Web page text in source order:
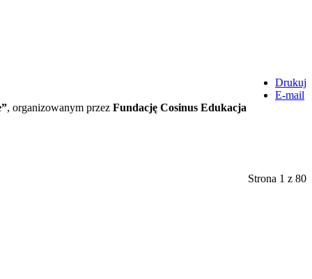
Drukuj
E-mail
, organizowanym przez Fundację Cosinus Edukacja
Strona 1 z 80